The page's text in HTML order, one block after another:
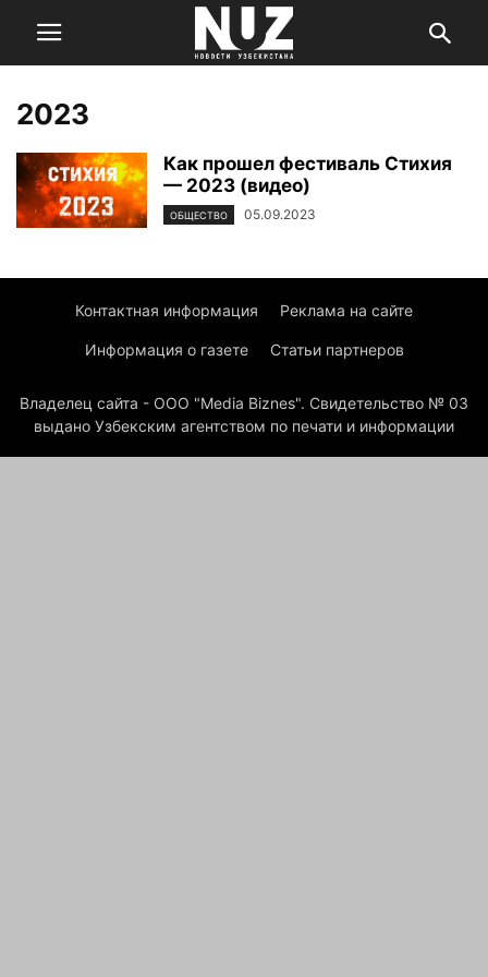
2023
Как прошел фестиваль Стихия
— 2023 (видео)
ОБЩЕСТВО 05.09.2023
Контактная информация Реклама на сайте
Информация о газете Статьи партнеров
Владелец сайта - ООО "Media Biznes". Свидетельство № 03
выдано Узбекским агентством по печати и информации